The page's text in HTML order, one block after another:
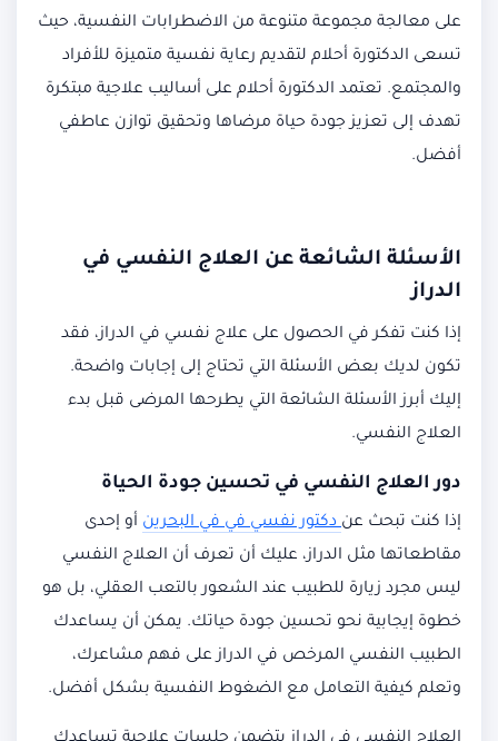
على معالجة مجموعة متنوعة من الاضطرابات النفسية، حيث
تسعى الدكتورة أحلام لتقديم رعاية نفسية متميزة للأفراد
والمجتمع. تعتمد الدكتورة أحلام على أساليب علاجية مبتكرة
تهدف إلى تعزيز جودة حياة مرضاها وتحقيق توازن عاطفي
أفضل.
الأسئلة الشائعة عن العلاج النفسي في
الدراز
إذا كنت تفكر في الحصول على علاج نفسي في الدراز، فقد
تكون لديك بعض الأسئلة التي تحتاج إلى إجابات واضحة.
إليك أبرز الأسئلة الشائعة التي يطرحها المرضى قبل بدء
العلاج النفسي.
دور العلاج النفسي في تحسين جودة الحياة
إذا كنت تبحث عندكتور نفسي في في البحرين أو إحدى
مقاطعاتها مثل الدراز، عليك أن تعرف أن العلاج النفسي
ليس مجرد زيارة للطبيب عند الشعور بالتعب العقلي، بل هو
خطوة إيجابية نحو تحسين جودة حياتك. يمكن أن يساعدك
الطبيب النفسي المرخص في الدراز على فهم مشاعرك،
وتعلم كيفية التعامل مع الضغوط النفسية بشكل أفضل.